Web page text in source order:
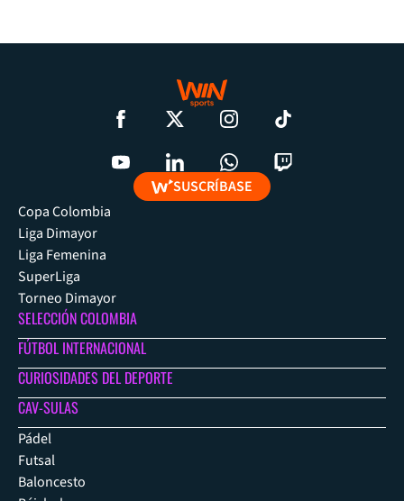
SUSCRÍBASE
Copa Colombia
Liga Dimayor
Liga Femenina
SuperLiga
Torneo Dimayor
SELECCIÓN COLOMBIA
FÚTBOL INTERNACIONAL
CURIOSIDADES DEL DEPORTE
CAV-SULAS
Pádel
Futsal
Baloncesto